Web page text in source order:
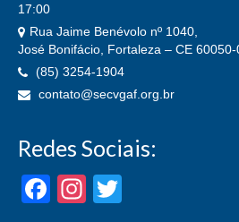
Lazer
Seguro de Vida
SERVIÇOS
Atualizar Dados –
Contribuições on-line
17:00
Rua Jaime Benévolo nº 1040,
José Bonifácio, Fortaleza – CE 60050-
(85) 3254-1904
contato@secvgaf.org.br
Redes Sociais:
Facebook
Instagram